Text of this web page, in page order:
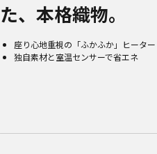
た、本格織物。
座り心地重視の「ふかふか」ヒーター
独自素材と室温センサーで省エネ